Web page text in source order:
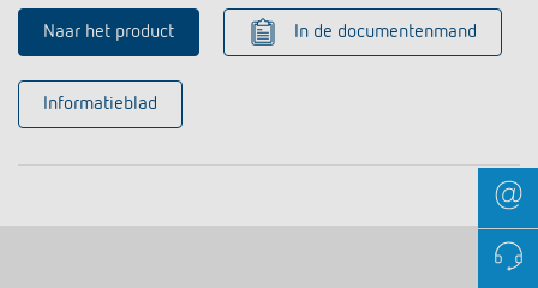
Naar het product In de documentenmand
Informatieblad